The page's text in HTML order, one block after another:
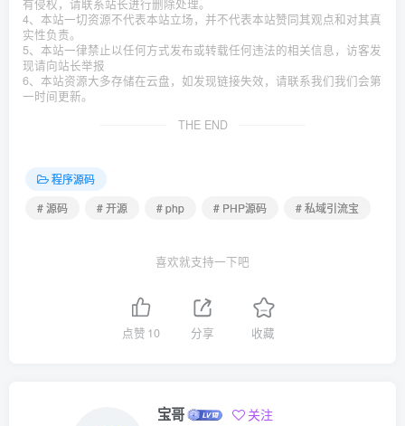
有侵权，请联系站长进行删除处理。
4、本站一切资源不代表本站立场，并不代表本站赞同其观点和对其真
实性负责。
5、本站一律禁止以任何方式发布或转载任何违法的相关信息，访客发
现请向站长举报
6、本站资源大多存储在云盘，如发现链接失效，请联系我们我们会第
一时间更新。
THE END
程序源码
# 源码
# 开源 # php # PHP源码 # 私域引流宝
喜欢就支持一下吧
点赞 10 分享 收藏
宝哥 关注